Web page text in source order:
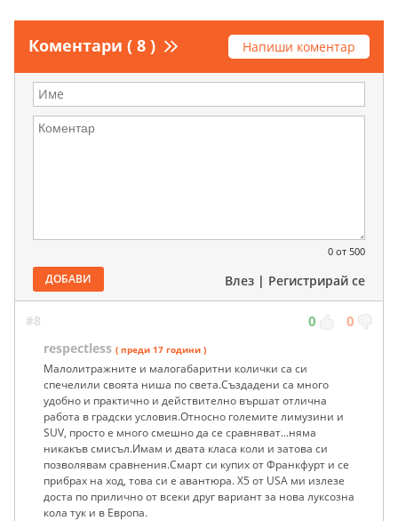
Коментари ( 8 ) Напиши коментар
0 от 500
ДОБАВИ Влез | Регистрирай се
#8 0 0
respectless ( преди 17 години )
Малолитражните и малогабаритни колички са си
спечелили своята ниша по света.Създадени са много
удобно и практично и действително вършат отлична
работа в градски условия.Относно големите лимузини и
SUV, просто е много смешно да се сравняват...няма
никакъв смисъл.Имам и двата класа коли и затова си
позволявам сравнения.Смарт си купих от Франкфурт и се
прибрах на ход, това си е авантюра. Х5 от USA ми излезе
доста по прилично от всеки друг вариант за нова луксозна
кола тук и в Европа.